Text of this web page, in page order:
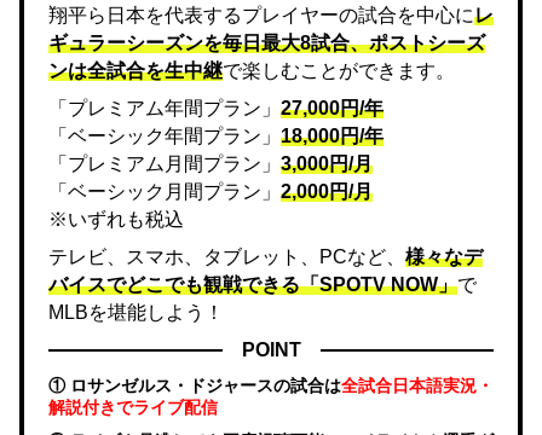
翔平ら日本を代表するプレイヤーの試合を中心にレ
ギュラーシーズンを毎日最大8試合、ポストシーズ
ンは全試合を生中継で楽しむことができます。
「プレミアム年間プラン」 27,000円/年
「ベーシック年間プラン」 18,000円/年
「プレミアム月間プラン」 3,000円/月
「ベーシック月間プラン」 2,000円/月
※いずれも税込
テレビ、スマホ、タブレット、PCなど、 様々なデ
バイスでどこでも観戦できる「SPOTV NOW」で
MLBを堪能しよう！
POINT
① ロサンゼルス・ドジャースの試合は全試合日本語実況・
解説付きでライブ配信